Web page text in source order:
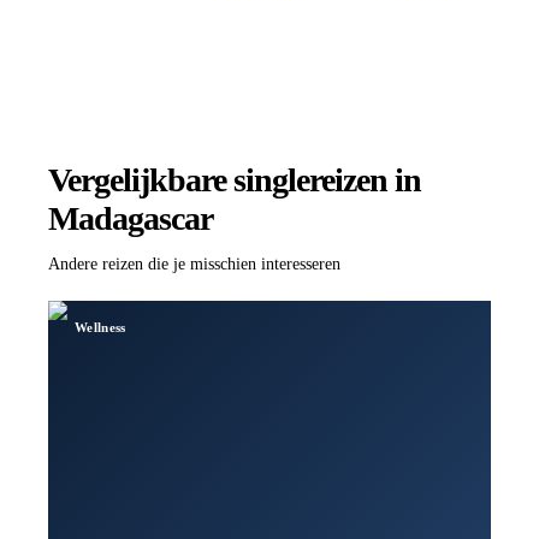
Vergelijkbare singlereizen in
Madagascar
Andere reizen die je misschien interesseren
Wellness